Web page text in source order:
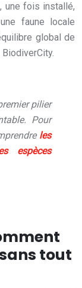
une fois installé,
faune locale
global de
pilier
Pour
les
espèces
tout